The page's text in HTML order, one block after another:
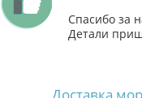
Спасибо за
Детали